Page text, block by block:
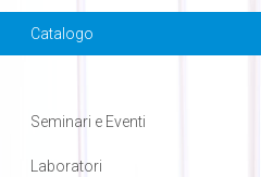
Catalogo
Seminari e Eventi
Laboratori